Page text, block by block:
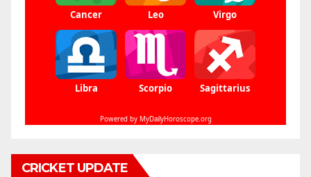
CRICKET UPDATE